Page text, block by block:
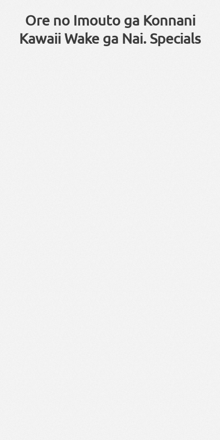
Ore no Imouto ga Konnani
Kawaii Wake ga Nai. Specials